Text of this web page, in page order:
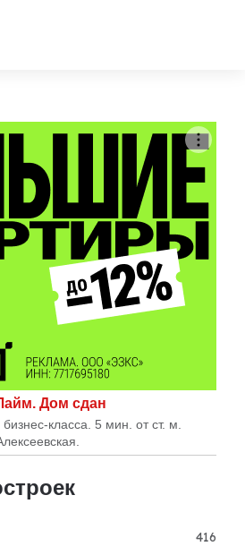
Дом сдан
класса. 5 мин. от ст. м.
416